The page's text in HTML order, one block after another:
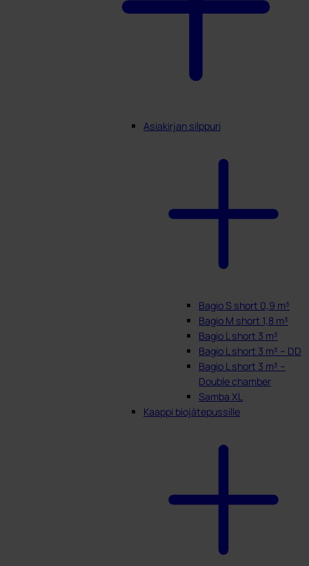
Asiakirjan silppuri
Bagio S short 0,9 m³
Bagio M short 1,8 m³
Bagio L short 3 m³
Bagio L short 3 m³ – DD
Bagio L short 3 m³ –
Double chamber
Samba XL
Kaappi biojätepussille